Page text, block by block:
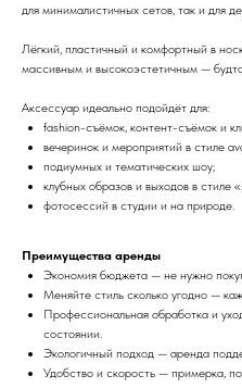
для минималистичных сетов, так и для
Лёгкий, пластичный и комфортный в
массивным и высокоэстетичным —
Аксессуар идеально подойдёт для:
fashion-съёмок, контент-съёмок и
вечеринок и мероприятий в стиле
подиумных и тематических шоу;
клубных образов и выходов в стиле
фотосессий в студии и на природе.
Преимущества аренды
Экономия бюджета — не нужно
Меняйте стиль сколько угодно —
Профессиональная обработка и
состоянии.
Экологичный подход — аренда
Удобство и скорость — примерка,